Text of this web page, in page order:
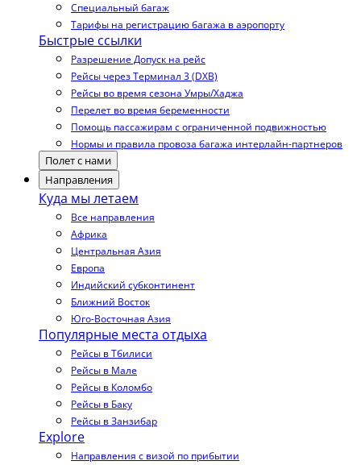
Специальный багаж
Тарифы на регистрацию багажа в аэропорту
Быстрые ссылки
Разрешение Допуск на рейс
Рейсы через Терминал 3 (DXB)
Рейсы во время сезона Умры/Хаджа
Перелет во время беременности
Помощь пассажирам с ограниченной подвижностью
Нормы и правила провоза багажа интерлайн-партнеров
Полет с нами
Направления
Куда мы летаем
Все направления
Африка
Центральная Азия
Европа
Индийский субконтинент
Ближний Восток
Юго-Восточная Азия
Популярные места отдыха
Рейсы в Тбилиси
Рейсы в Мале
Рейсы в Коломбо
Рейсы в Баку
Рейсы в Занзибар
Explore
Направления с визой по прибытии